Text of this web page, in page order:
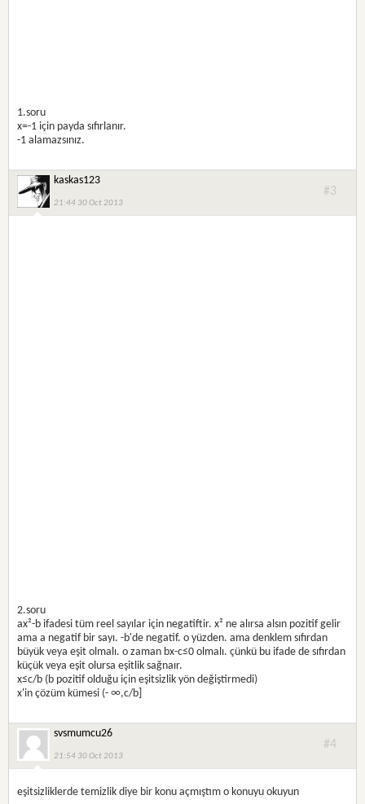
1.soru
x=-1 için payda sıfırlanır.
-1 alamazsınız.
kaskas123
21:44 30 Oct 2013
#3
2.soru
ax²-b ifadesi tüm reel sayılar için negatiftir. x² ne alırsa alsın pozitif gelir
ama a negatif bir sayı. -b'de negatif. o yüzden. ama denklem sıfırdan
büyük veya eşit olmalı. o zaman bx-c≤0 olmalı. çünkü bu ifade de sıfırdan
küçük veya eşit olursa eşitlik sağnaır.
x≤c/b (b pozitif olduğu için eşitsizlik yön değiştirmedi)
x'in çözüm kümesi (- ∞,c/b]
svsmumcu26
21:54 30 Oct 2013
#4
eşitsizliklerde temizlik diye bir konu açmıştım o konuyu okuyun